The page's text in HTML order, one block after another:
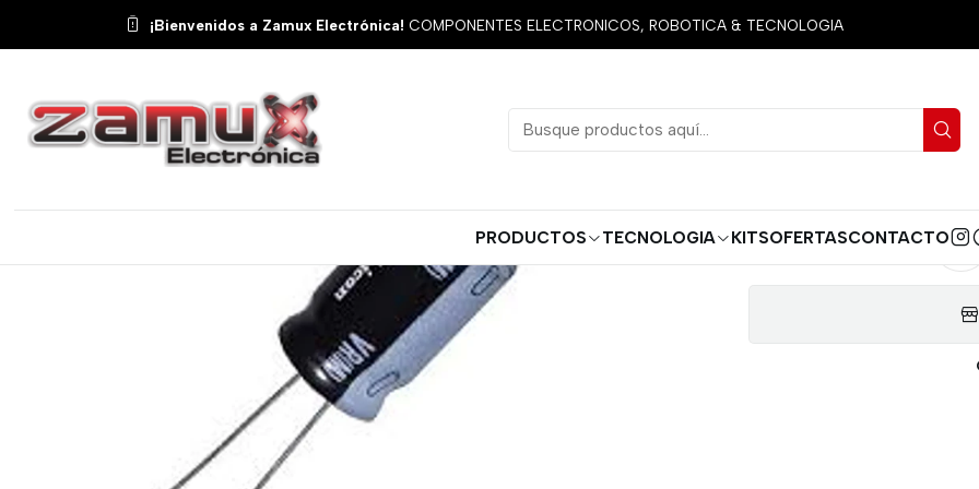
PRODUCTOS TECNOLOGIA KITSOFERTASCONTACTO
¡Bienvenidos a Zamux Electrónica! COMPONENTES ELECTRONICOS, ROBOTICA & TECNOLOGIA
Inicio Productos Resistencias y Condensadores Condensadores Electrolíticos